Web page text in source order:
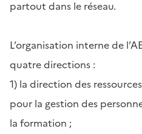
partout dans le réseau.
L’organisation interne de
quatre directions :
1) la direction des
pour la gestion des
la formation ;